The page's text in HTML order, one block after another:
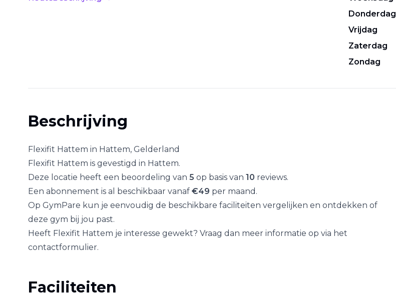
Donderdag
Vrijdag
Zaterdag
Zondag
Beschrijving
Flexifit Hattem in Hattem, Gelderland
Flexifit Hattem is gevestigd in Hattem.
Deze locatie heeft een beoordeling van 5 op basis van 10 reviews.
Een abonnement is al beschikbaar vanaf €49 per maand.
Op GymPare kun je eenvoudig de beschikbare faciliteiten vergelijken en ontdekken of
deze gym bij jou past.
Heeft Flexifit Hattem je interesse gewekt? Vraag dan meer informatie op via het
contactformulier.
Faciliteiten